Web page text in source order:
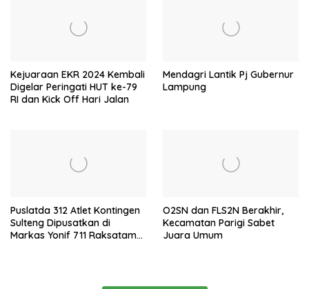
Kejuaraan EKR 2024 Kembali
Digelar Peringati HUT ke-79
RI dan Kick Off Hari Jalan
Mendagri Lantik Pj Gubernur
Lampung
Puslatda 312 Atlet Kontingen
Sulteng Dipusatkan di
Markas Yonif 711 Raksatama
O2SN dan FLS2N Berakhir,
Kecamatan Parigi Sabet
Juara Umum